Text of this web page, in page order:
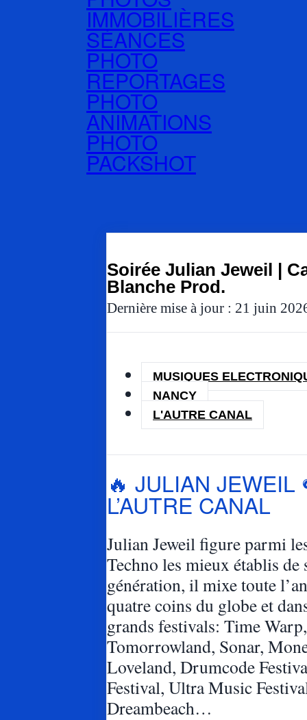
IMMOBILIÈRES
SÉANCES
PHOTO
REPORTAGES
PHOTO
ANIMATIONS
PHOTO
PACKSHOT
Soirée Julian Jeweil |
Blanche Prod.
Dernière mise à jour : 21 juin
MUSIQUES
NANCY
L'AUTRE CANAL
🔥 JULIAN JEWEIL
L’AUTRE CANAL
Julian Jeweil figure parmi
Techno les mieux établis de
génération, il mixe toute
quatre coins du globe et
grands festivals: Time Warp,
Tomorrowland, Sonar,
Loveland, Drumcode
Festival, Ultra Music
Dreambeach…